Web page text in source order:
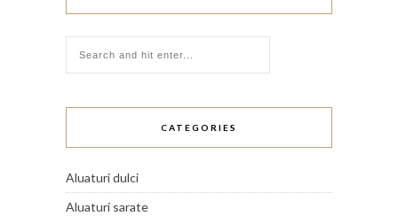
CATEGORIES
Aluaturi dulci
Aluaturi sarate